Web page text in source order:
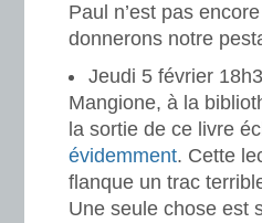
Paul n’est pas
donnerons notre
Jeudi 5 février
Mangione, à la
la sortie de ce livre
évidemment. Cette
flanque un trac
Une seule chose est